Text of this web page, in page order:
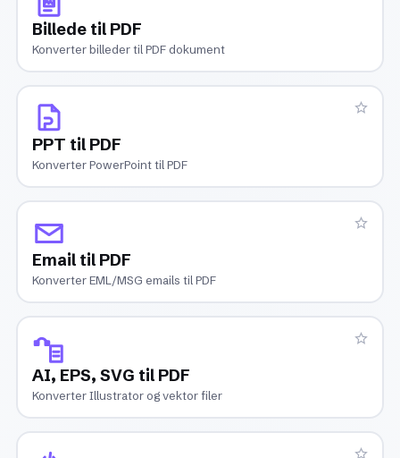
Billede til PDF
Konverter billeder til PDF dokument
PPT til PDF
Konverter PowerPoint til PDF
Email til PDF
Konverter EML/MSG emails til PDF
AI, EPS, SVG til PDF
Konverter Illustrator og vektor filer